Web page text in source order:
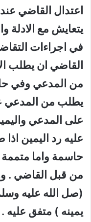
اعتدال القاضي
يتعايش مع الادلة
في اجراءات
القاضي ان يطلب
من المدعي وفي
يطلب من المدعي
على المدعي
عليه رد اليمين
حاسمة واما متممة
من قبل القاضي .
(صل الله عليه
يمينه ) متفق